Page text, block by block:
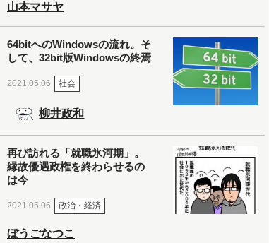
山本マサヤ
64bitへのWindowsの流れ。そ
して、32bit版Windowsの終焉
2021.05.06 社会
柳井政和
再び訪れる「就職氷河期」。
縁故優遇政権を終わらせるの
は今
2021.05.06 政治・経済
ぼうごなつこ